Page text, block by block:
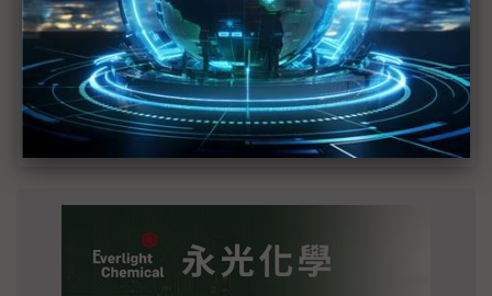
SpaceX晶片採購大轉向 Elon Musk捨超微全面
採用NVIDIA
光進銅退更明確？ 聯發科估SerDes 448G為銅
線「最終戰場」